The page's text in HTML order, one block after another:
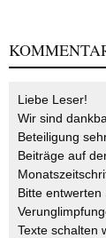
Liebe Leser!
Wir sind
Beteiligung
Beiträge auf
Bitte entwerten
Texte schalten